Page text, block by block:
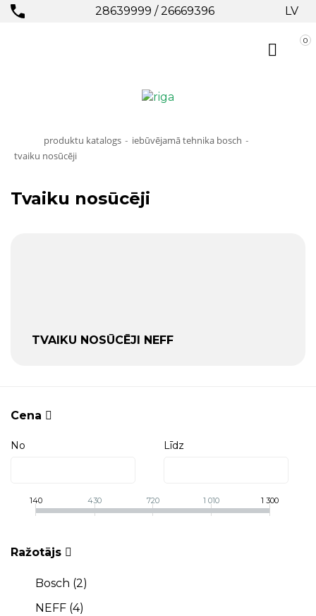
28639999 /26669396 LV
0
produktu katalogs - iebūvējamā tehnika bosch -
tvaiku nosūcēji
Tvaiku nosūcēji
TVAIKU NOSŪCĒJI NEFF
Cena
No Līdz
140 430 720 1 010 1 300
Ražotājs
Bosch (2)
NEFF (4)